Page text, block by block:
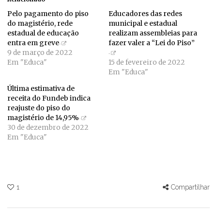
Pelo pagamento do piso
do magistério, rede
estadual de educação
entra em greve
9 de março de 2022
Em "Educa"
Educadores das redes
municipal e estadual
realizam assembleias para
fazer valer a “Lei do Piso”
15 de fevereiro de 2022
Em "Educa"
Última estimativa de
receita do Fundeb indica
reajuste do piso do
magistério de 14,95%
30 de dezembro de 2022
Em "Educa"
1 Compartilhar